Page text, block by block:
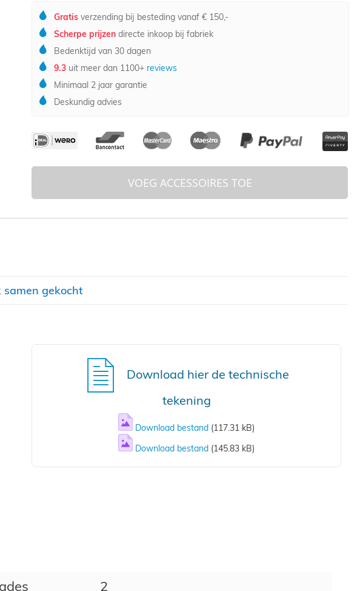
Gratisverzending bij besteding vanaf € 150,-
Scherpe prijzendirecte inkoop bij fabriek
Bedenktijd van 30 dagen
9.3uit meer dan 1100+reviews
Minimaal 2 jaar garantie
Deskundig advies
VOEG ACCESSOIRES TOE
samen gekocht
Download hier de technische
tekening
Download bestand (117.31 kB)
Download bestand (145.83 kB)
2